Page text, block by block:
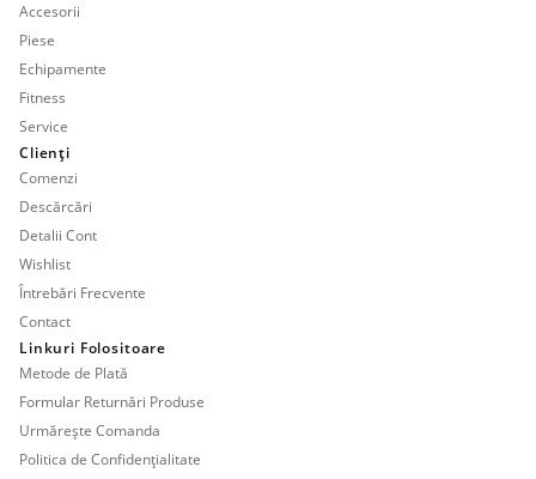
Accesorii
Piese
Echipamente
Fitness
Service
Clienți
Comenzi
Descărcări
Detalii Cont
Wishlist
Întrebări Frecvente
Contact
Linkuri Folositoare
Metode de Plată
Formular Returnări Produse
Urmărește Comanda
Politica de Confidențialitate